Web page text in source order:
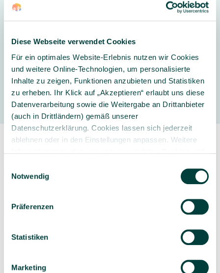
Diese Webseite verwendet Cookies
Für ein optimales Website-Erlebnis nutzen wir Cookies
und weitere Online-Technologien, um personalisierte
Inhalte zu zeigen, Funktionen anzubieten und Statistiken
zu erheben. Ihr Klick auf „Akzeptieren“ erlaubt uns diese
Datenverarbeitung sowie die Weitergabe an Drittanbieter
(auch in Drittländern) gemäß unserer
Datenschutzerklärung. Cookies lassen sich jederzeit
ablehnen oder in den Einstellungen anpassen. Weitere
schutz­erklärung
Notwendig
Präferenzen
Statistiken
Marketing
Lieferumfang:Kitaeinkauf Sitzkissen-Set rund
Hersteller
Produktsortiment
individuelle Beratung
Geprüfte Lieferkette
1-3 Werktage Lieferzeit